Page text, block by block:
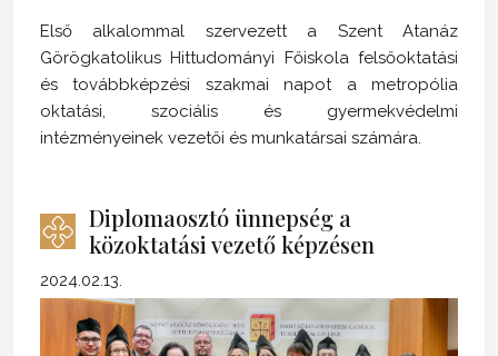
Első alkalommal szervezett a Szent Atanáz
Görögkatolikus Hittudományi Főiskola felsőoktatási
és továbbképzési szakmai napot a metropólia
oktatási, szociális és gyermekvédelmi
intézményeinek vezetői és munkatársai számára.
Diplomaosztó ünnepség a
közoktatási vezető képzésen
2024.02.13.